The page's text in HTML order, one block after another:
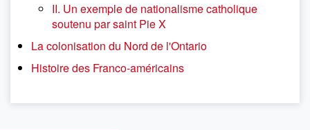
II. Un exemple de nationalisme catholique
soutenu par saint Pie X
La colonisation du Nord de l'Ontario
Histoire des Franco-américains